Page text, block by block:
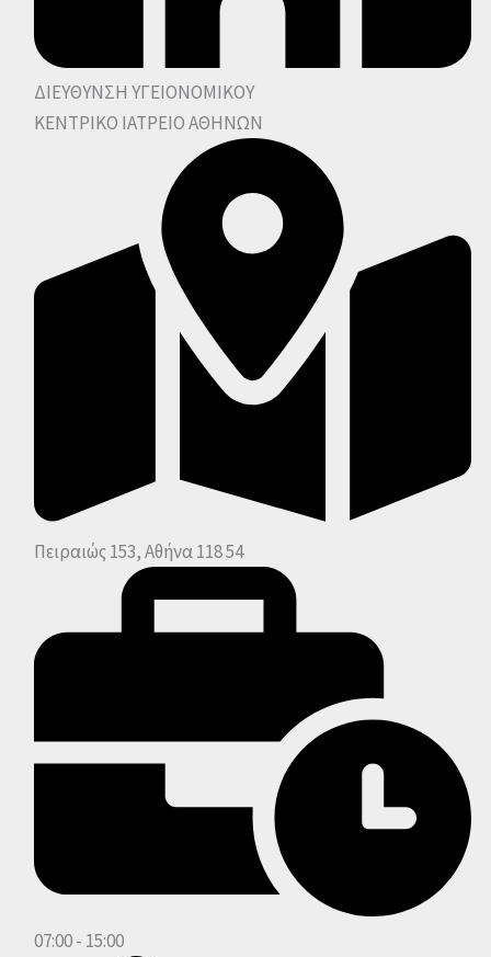
ΔΙΕΥΘΥΝΣΗ ΥΓΕΙΟΝΟΜΙΚΟΥ
ΚΕΝΤΡΙΚΟ ΙΑΤΡΕΙΟ ΑΘΗΝΩΝ
Πειραιώς 153, Αθήνα 118 54
07:00 - 15:00